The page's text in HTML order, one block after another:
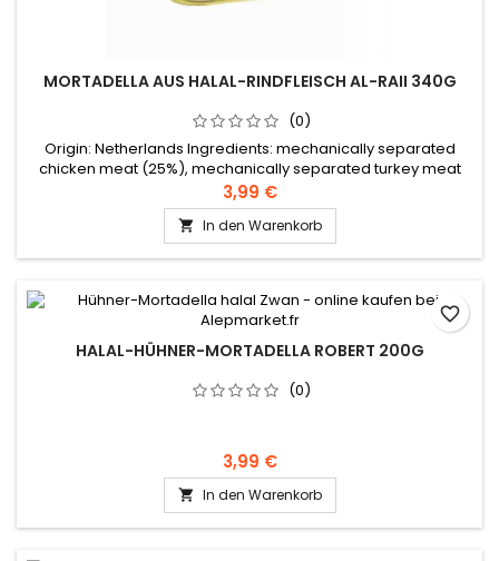
MORTADELLA AUS HALAL-RINDFLEISCH AL-RAII 340G
(0)
Origin: Netherlands Ingredients: mechanically separated
chicken meat (25%), mechanically separated turkey meat
(23%), bovine lungs (19%), water, flour, flour, beef fat (7%),
salt, beef meat (1%), herbs and spices (coriander), garlic
powder, maltodextrin, dextrose, spice extracts, soya,
stabilizer E450, preservative E250
3,99 €
 In den Warenkorb
HALAL-HÜHNER-MORTADELLA ROBERT 200G
(0)
3,99 €
 In den Warenkorb
favorite_border